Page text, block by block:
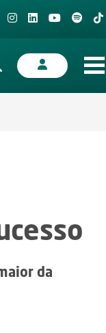
da